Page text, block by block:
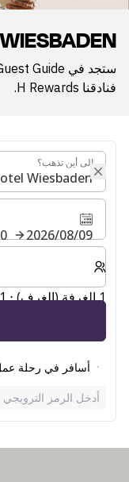
فنادقنا H Rewards.
إلى أين تذهب؟
إلى أين تذهب؟
09‏/08‏/2026
حدد عدد الغرف
1 الغرفة (الغرف) ⋅ 1 بالغ
أسافر في رحلة
أدخل الرمز الترويجي